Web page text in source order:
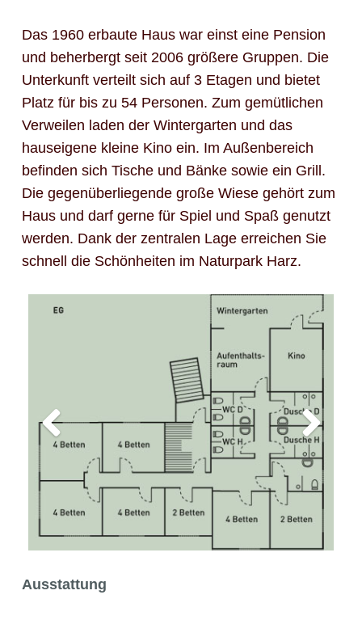
Das 1960 erbaute Haus war einst eine Pension
und beherbergt seit 2006 größere Gruppen. Die
Unterkunft verteilt sich auf 3 Etagen und bietet
Platz für bis zu 54 Personen. Zum gemütlichen
Verweilen laden der Wintergarten und das
hauseigene kleine Kino ein. Im Außenbereich
befinden sich Tische und Bänke sowie ein Grill.
Die gegenüberliegende große Wiese gehört zum
Haus und darf gerne für Spiel und Spaß genutzt
werden. Dank der zentralen Lage erreichen Sie
schnell die Schönheiten im Naturpark Harz.
Ausstattung